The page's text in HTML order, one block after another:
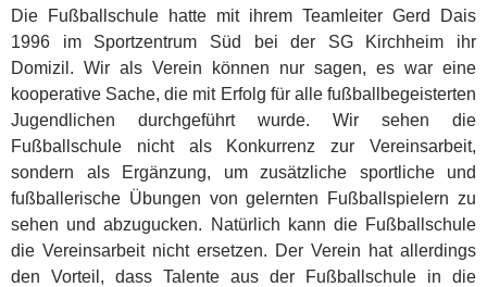
Die Fußballschule hatte mit ihrem Teamleiter Gerd Dais
1996 im Sportzentrum Süd bei der SG Kirchheim ihr
Domizil. Wir als Verein können nur sagen, es war eine
kooperative Sache, die mit Erfolg für alle fußballbegeisterten
Jugendlichen durchgeführt wurde. Wir sehen die
Fußballschule nicht als Konkurrenz zur Vereinsarbeit,
sondern als Ergänzung, um zusätzliche sportliche und
fußballerische Übungen von gelernten Fußballspielern zu
sehen und abzugucken. Natürlich kann die Fußballschule
die Vereinsarbeit nicht ersetzen. Der Verein hat allerdings
den Vorteil, dass Talente aus der Fußballschule in die